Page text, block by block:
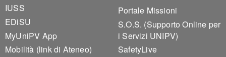
IUSS
EDiSU
MyUniPV App
Mobilità (link di Ateneo)
Portale Missioni
S.O.S. (Supporto Online per
i Servizi UNIPV)
SafetyLive